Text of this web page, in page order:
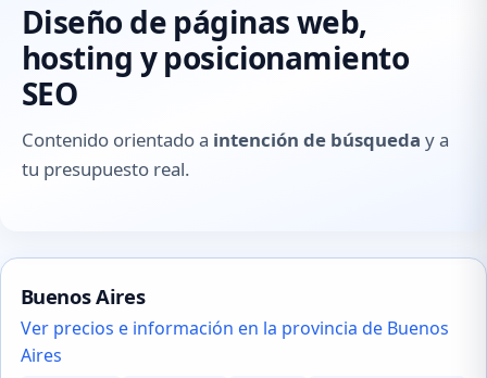
Diseño de páginas web,
hosting y posicionamiento
SEO
Contenido orientado a intención de búsqueda y a
tu presupuesto real.
Buenos Aires
Ver precios e información en la provincia de Buenos
Aires